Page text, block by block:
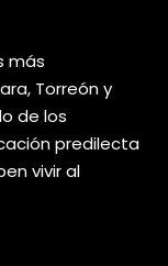
más
Torreón y
de los
predilecta
vivir al